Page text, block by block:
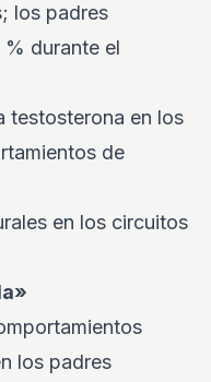
los padres
durante el
testosterona en los
de
en los circuitos
los padres